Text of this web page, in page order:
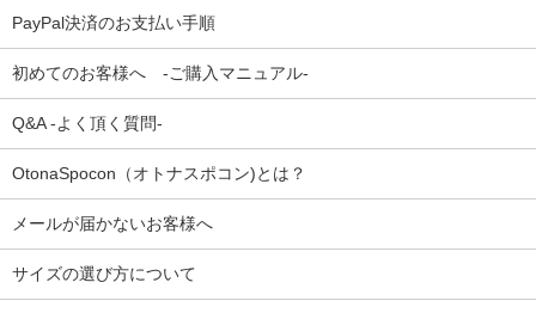
PayPal決済のお支払い手順
初めてのお客様へ -ご購入マニュアル-
Q&A -よく頂く質問-
OtonaSpocon（オトナスポコン)とは？
メールが届かないお客様へ
サイズの選び方について